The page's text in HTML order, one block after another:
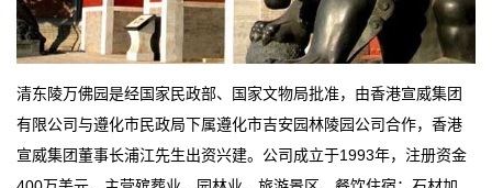
清东陵万佛园是经国家民政部、国家文物局批准，由香港宣威集团
有限公司与遵化市民政局下属遵化市吉安园林陵园公司合作，香港
宣威集团董事长浦江先生出资兴建。公司成立于1993年，注册资金